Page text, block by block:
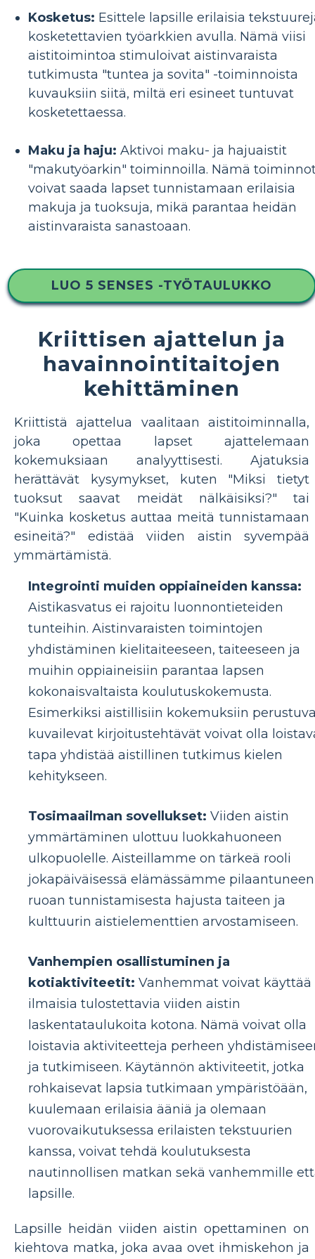
Kosketus: Esittele lapsille erilaisia
kosketettavien työarkkien avulla. Nämä viisi
aistitoimintoa stimuloivat aistinvaraista
tutkimusta "tuntea ja sovita" -toiminnoista
kuvauksiin siitä, miltä eri esineet tuntuvat
kosketettaessa.
Maku ja haju: Aktivoi maku- ja hajuaistit
"makutyöarkin" toiminnoilla. Nämä
voivat saada lapset tunnistamaan erilaisia ​​
makuja ja tuoksuja, mikä parantaa heidän
aistinvaraista sanastoaan.
LUO 5 SENSES -TYÖTAULUKKO
Kriittisen ajattelun ja
havainnointitaitojen
kehittäminen
Kriittistä ajattelua vaalitaan aistitoiminnalla,
joka opettaa lapset ajattelemaan
kokemuksiaan analyyttisesti. Ajatuksia
herättävät kysymykset, kuten "Miksi tietyt
tuoksut saavat meidät nälkäisiksi?" tai
"Kuinka kosketus auttaa meitä tunnistamaan
esineitä?" edistää viiden aistin syvempää
ymmärtämistä.
Integrointi muiden oppiaineiden kanssa:
Aistikasvatus ei rajoitu luonnontieteiden
tunteihin. Aistinvaraisten toimintojen
yhdistäminen kielitaiteeseen, taiteeseen ja
muihin oppiaineisiin parantaa lapsen
kokonaisvaltaista koulutuskokemusta.
Esimerkiksi aistillisiin kokemuksiin
kuvailevat kirjoitustehtävät voivat olla
tapa yhdistää aistillinen tutkimus kielen
kehitykseen.
Tosimaailman sovellukset: Viiden aistin
ymmärtäminen ulottuu luokkahuoneen
ulkopuolelle. Aisteillamme on tärkeä rooli
jokapäiväisessä elämässämme pilaantuneen
ruoan tunnistamisesta hajusta taiteen ja
kulttuurin aistielementtien arvostamiseen.
Vanhempien osallistuminen ja
kotiaktiviteetit: Vanhemmat voivat käyttää
ilmaisia ​​tulostettavia viiden aistin
laskentataulukoita kotona. Nämä voivat olla
loistavia aktiviteetteja perheen
ja tutkimiseen. Käytännön aktiviteetit, jotka
rohkaisevat lapsia tutkimaan ympäristöään,
kuulemaan erilaisia ​​ääniä ja olemaan
vuorovaikutuksessa erilaisten tekstuurien
kanssa, voivat tehdä koulutuksesta
nautinnollisen matkan sekä vanhemmille
lapsille.
Lapsille heidän viiden aistin opettaminen on
kiehtova matka, joka avaa ovet ihmiskehon ja